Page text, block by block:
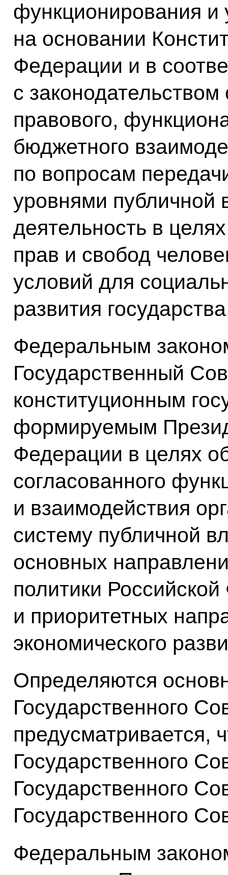
функционирования и
на основании
Федерации и в
с
правового,
бюджетного
по вопросам
уровнями публичной
деятельность в
прав и свобод
условий для
развития
Федеральным
Государственный
конституционным
формируемым
Федерации в целях
согласованного
и взаимодействия
систему публичной
основных
политики
и приоритетных
экономического
Определяются
Государственного
предусматривается,
Государственного
Государственного
Государственного
Федеральным